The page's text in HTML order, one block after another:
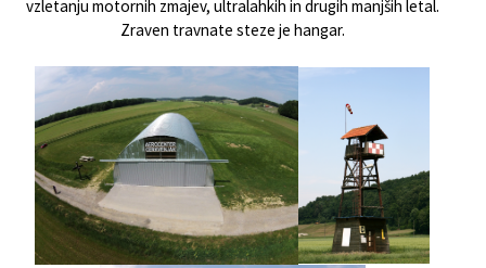
vzletanju motornih zmajev, ultralahkih in drugih manjših letal.
Zraven travnate steze je hangar.